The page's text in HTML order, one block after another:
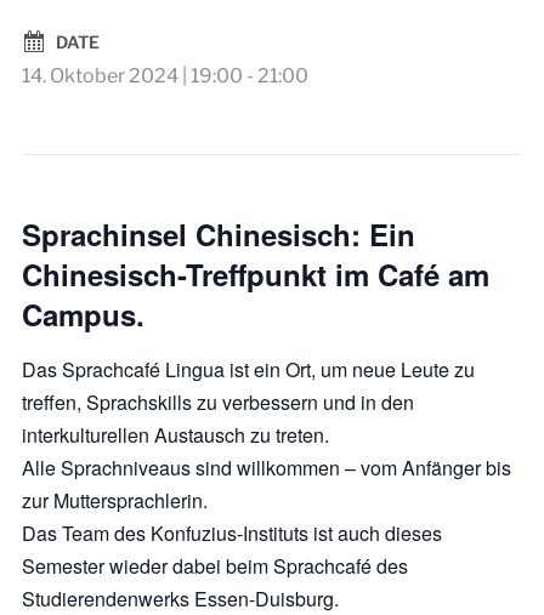
DATE
14. Oktober 2024 | 19:00 - 21:00
Sprachinsel Chinesisch: Ein
Chinesisch-Treffpunkt im Café am
Campus.
Das Sprachcafé Lingua ist ein Ort, um neue Leute zu
treffen, Sprachskills zu verbessern und in den
interkulturellen Austausch zu treten.
Alle Sprachniveaus sind willkommen – vom Anfänger bis
zur Muttersprachlerin.
Das Team des Konfuzius-Instituts ist auch dieses
Semester wieder dabei beim Sprachcafé des
Studierendenwerks Essen-Duisburg.